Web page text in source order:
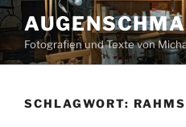
Zum
Inhalt
springenFotografien und Texte von
SCHLAGWORT: